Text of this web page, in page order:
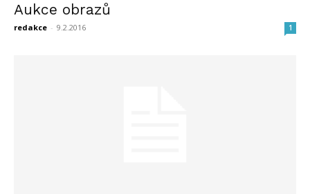
Aukce obrazů
redakce - 9.2.2016 1